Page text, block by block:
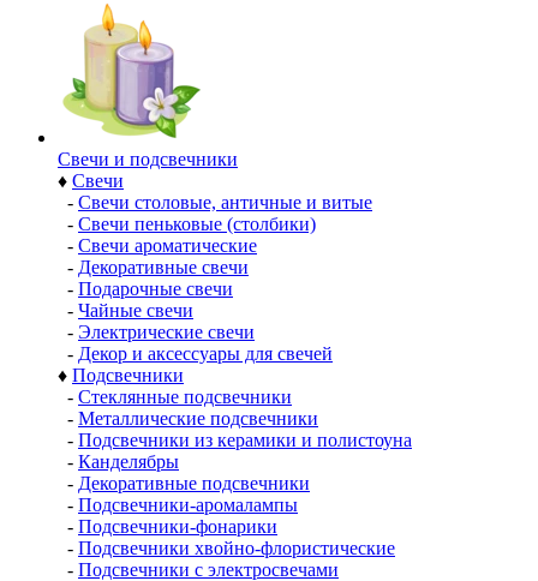
Свечи и подсвечники
♦ Свечи
- Свечи столовые, античные и витые
- Свечи пеньковые (столбики)
- Свечи ароматические
- Декоративные свечи
- Подарочные свечи
- Чайные свечи
- Электрические свечи
- Декор и аксессуары для свечей
♦ Подсвечники
- Стеклянные подсвечники
- Металлические подсвечники
- Подсвечники из керамики и полистоуна
- Канделябры
- Декоративные подсвечники
- Подсвечники-аромалампы
- Подсвечники-фонарики
- Подсвечники хвойно-флористические
- Подсвечники с электросвечами